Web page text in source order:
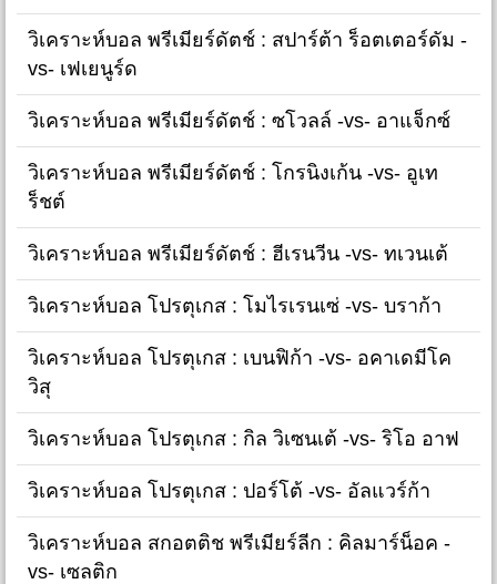
วิเคราะห์บอล พรีเมียร์ดัตช์ : สปาร์ต้า ร็อตเตอร์ดัม -
vs- เฟเยนูร์ด
วิเคราะห์บอล พรีเมียร์ดัตช์ : ซโวลล์ -vs- อาแจ็กซ์
วิเคราะห์บอล พรีเมียร์ดัตช์ : โกรนิงเก้น -vs- อูเท
ร็ชต์
วิเคราะห์บอล พรีเมียร์ดัตช์ : ฮีเรนวีน -vs- ทเวนเต้
วิเคราะห์บอล โปรตุเกส : โมไรเรนเซ่ -vs- บราก้า
วิเคราะห์บอล โปรตุเกส : เบนฟิก้า -vs- อคาเดมีโค
วิสุ
วิเคราะห์บอล โปรตุเกส : กิล วิเซนเต้ -vs- ริโอ อาฟ
วิเคราะห์บอล โปรตุเกส : ปอร์โต้ -vs- อัลแวร์ก้า
วิเคราะห์บอล สกอตติช พรีเมียร์ลีก : คิลมาร์น็อค -
vs- เซลติก